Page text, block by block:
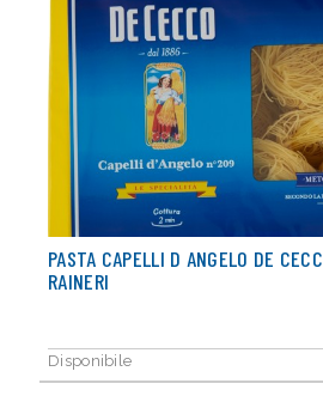
PASTA CAPELLI D ANGELO DE
RAINERI
Disponibile